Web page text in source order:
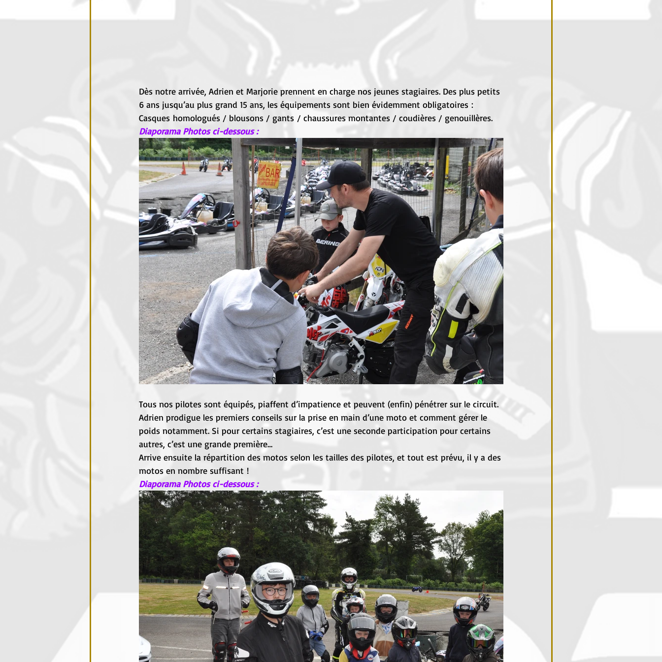
Dès notre arrivée, Adrien et Marjorie prennent en charge nos jeunes stagiaires. Des plus petits
6 ans jusqu’au plus grand 15 ans, les équipements sont bien évidemment obligatoires :
Casques homologués / blousons / gants / chaussures montantes / coudières / genouillères.
Diaporama Photos ci-dessous :
Tous nos pilotes sont équipés, piaffent d’impatience et peuvent (enfin) pénétrer sur le circuit.
Adrien prodigue les premiers conseils sur la prise en main d’une moto et comment gérer le
poids notamment. Si pour certains stagiaires, c’est une seconde participation pour certains
autres, c’est une grande première…
Arrive ensuite la répartition des motos selon les tailles des pilotes, et tout est prévu, il y a des
motos en nombre suffisant !
Diaporama Photos ci-dessous :